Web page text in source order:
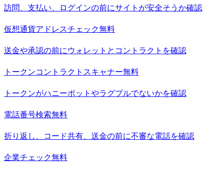
訪問、支払い、ログインの前にサイトが安全そうか確認
仮想通貨アドレスチェック無料
送金や承認の前にウォレットとコントラクトを確認
トークンコントラクトスキャナー無料
トークンがハニーポットやラグプルでないかを確認
電話番号検索無料
折り返し、コード共有、送金の前に不審な電話を確認
企業チェック無料